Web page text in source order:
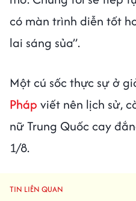
có màn trình diễn tốt
lai sáng sủa”.
Một cú sốc thực sự ở
Pháp viết nên lịch sử,
nữ Trung Quốc cay
1/8.
TIN LIÊN QUAN